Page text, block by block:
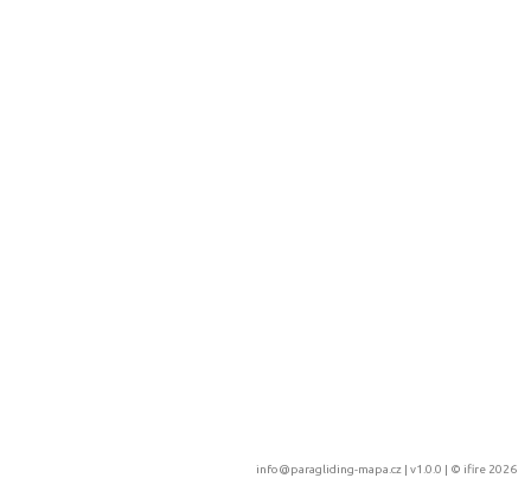
info@paragliding-mapa.cz | v1.0.0 | © ifire 2026